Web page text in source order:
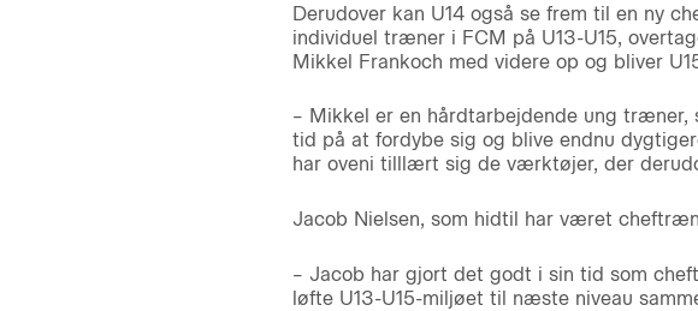
Derudover kan U14 også se frem til en ny
individuel træner i FCM på U13-U15,
Mikkel Frankoch med videre op og bliver
– Mikkel er en hårdtarbejdende ung træner,
tid på at fordybe sig og blive endnu
har oveni tilllært sig de værktøjer, der
Jacob Nielsen, som hidtil har været
– Jacob har gjort det godt i sin tid som
løfte U13-U15-miljøet til næste niveau